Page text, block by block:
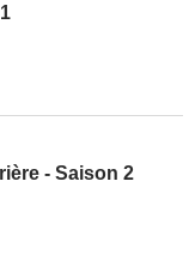
- Saison 2